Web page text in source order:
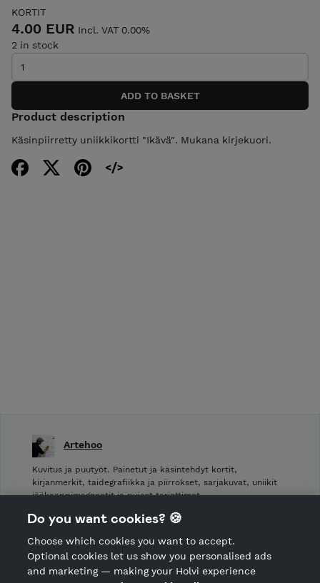
KORTIT
4.00 EUR Incl. VAT 0.00%
2 in stock
Product description
Käsinpiirretty uniikkikortti "Ikävä". Mukana kirjekuori.
Artehoo
Kuvitus ja puutyöt. Painetut ja käsintehdyt kortit,
kirjanmerkit, taidegrafiikka ja piirrokset, sarjakuvat, uniikit
jääkaappimagneetit ja puiset tarjottimet.
Shop Terms and Conditions
CANCEL ORDER
Do you want cookies? 🍪
Choose which cookies you want to accept.
Optional cookies let us show you personalised ads
and marketing — making your Holvi experience